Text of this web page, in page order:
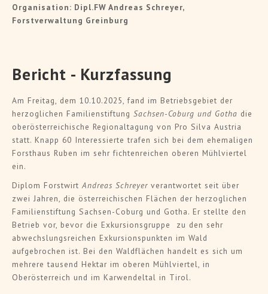
Organisation: Dipl.FW Andreas Schreyer,
Forstverwaltung Greinburg
Bericht - Kurzfassung
Am Freitag, dem 10.10.2025, fand im Betriebsgebiet der
herzoglichen Familienstiftung Sachsen-Coburg und Gotha die
oberösterreichische Regionaltagung von Pro Silva Austria
statt. Knapp 60 Interessierte trafen sich bei dem ehemaligen
Forsthaus Ruben im sehr fichtenreichen oberen Mühlviertel
ein.
Diplom Forstwirt Andreas Schreyer verantwortet seit über
zwei Jahren, die österreichischen Flächen der herzoglichen
Familienstiftung Sachsen-Coburg und Gotha. Er stellte den
Betrieb vor, bevor die Exkursionsgruppe zu den sehr
abwechslungsreichen Exkursionspunkten im Wald
aufgebrochen ist. Bei den Waldflächen handelt es sich um
mehrere tausend Hektar im oberen Mühlviertel, in
Oberösterreich und im Karwendeltal in Tirol.